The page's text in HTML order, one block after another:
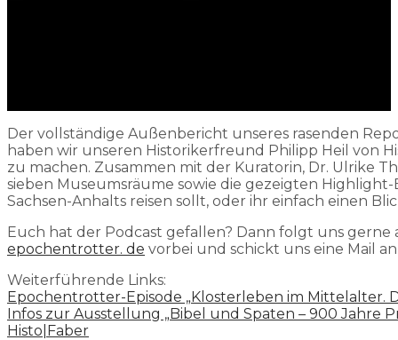
Der vollständige Außenbericht unseres rasenden
haben wir unseren Historikerfreund Philipp Heil von
zu machen. Zusammen mit der Kuratorin, Dr. Ulrike
sieben Museumsräume sowie die gezeigten
Sachsen-Anhalts reisen sollt, oder ihr einfach einen
Euch hat der Podcast gefallen? Dann folgt uns gerne
epochentrotter. de vorbei und schickt uns eine Mail
Weiterführende Links:
Epochentrotter-Episode „Klosterleben im Mittelalter.
Infos zur Ausstellung „Bibel und Spaten – 900 Jahre
Histo|Faber